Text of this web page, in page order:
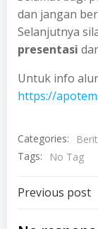
dan jangan
Selanjutnya
presentasi
Untuk info
https://
Categories:
Tags:
No Tag
Post
Previous post